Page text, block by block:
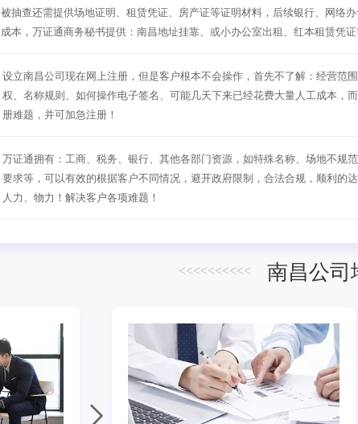
被抽查还需提供场地证明、租赁凭证、房产证等证明材料，后续银行、网络
成本，万证通商务秘书提供：南昌地址挂靠、或小办公室出租、红本租赁凭证
设立南昌公司现在网上注册，但是客户根本不会操作，首先不了解：经营范
权、名称规则、如何操作电子签名、可能几天下来已经花费大量人工成本，
册难题，并可加急注册！
万证通拥有：工商、税务、银行、其他各部门资源，如特殊名称、场地不规
要求等，可以有效的根据客户不同情况，避开政府限制，合法合规，顺利的
人力、物力！解决客户各项难题！
<<<<<<<<<< 南昌公司